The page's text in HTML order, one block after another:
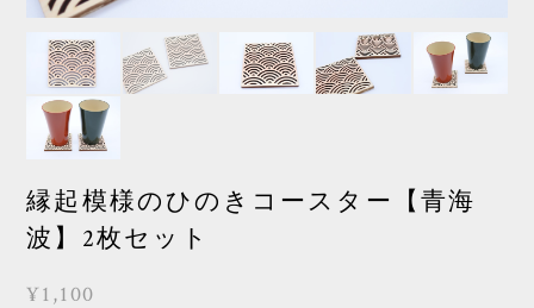
縁起模様のひのきコースター【青海
波】2枚セット
¥1,100